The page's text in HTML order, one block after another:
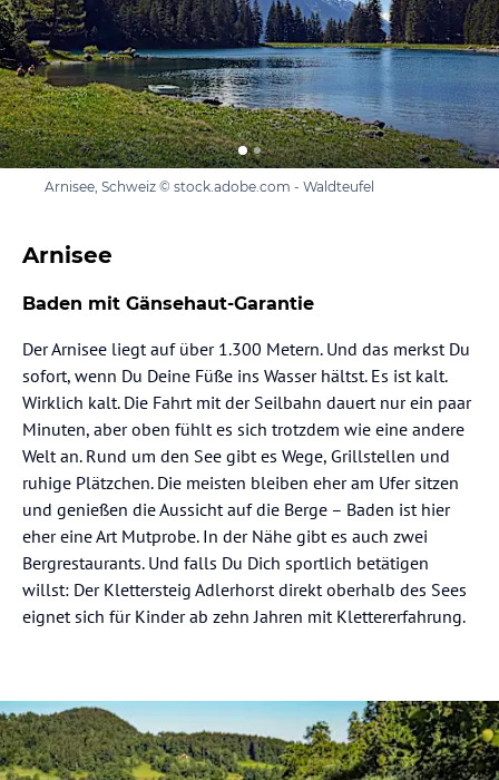
Arnisee, Schweiz © stock.adobe.com - Waldteufel
Arnisee
Baden mit Gänsehaut-Garantie
Der Arnisee liegt auf über 1.300 Metern. Und das merkst Du
sofort, wenn Du Deine Füße ins Wasser hältst. Es ist kalt.
Wirklich kalt. Die Fahrt mit der Seilbahn dauert nur ein paar
Minuten, aber oben fühlt es sich trotzdem wie eine andere
Welt an. Rund um den See gibt es Wege, Grillstellen und
ruhige Plätzchen. Die meisten bleiben eher am Ufer sitzen
und genießen die Aussicht auf die Berge – Baden ist hier
eher eine Art Mutprobe. In der Nähe gibt es auch zwei
Bergrestaurants. Und falls Du Dich sportlich betätigen
willst: Der Klettersteig Adlerhorst direkt oberhalb des Sees
eignet sich für Kinder ab zehn Jahren mit Klettererfahrung.